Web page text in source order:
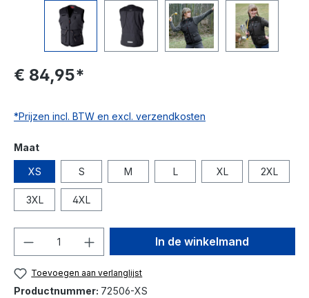
€ 84,95*
*Prijzen incl. BTW en excl. verzendkosten
Maat
XS S M L XL 2XL
3XL 4XL
In de winkelmand
Toevoegen aan verlanglijst
Productnummer: 72506-XS